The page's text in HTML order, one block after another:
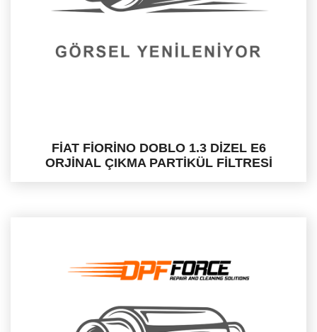
FİAT FİORİNO DOBLO 1.3 DİZEL E6
ORJİNAL ÇIKMA PARTİKÜL FİLTRESİ